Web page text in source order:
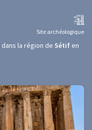
Site archéologique
dans la région de Sétif en